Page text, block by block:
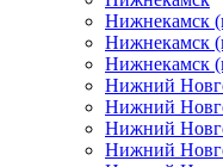
Нижнекамск
Нижнекамск
Нижнекамск
Нижний
Нижний
Нижний
Нижний